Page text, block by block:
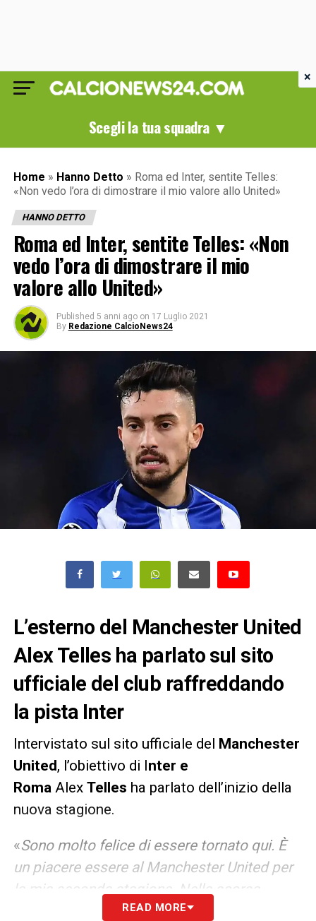
Scegli la tua squadra ▼
Home » Hanno Detto » Roma ed Inter, sentite Telles:
«Non vedo l’ora di dimostrare il mio valore allo United»
HANNO DETTO
Roma ed Inter, sentite Telles: «Non
vedo l’ora di dimostrare il mio
valore allo United»
Published 5 anni ago on 17 Luglio 2021
By Redazione CalcioNews24
L’esterno del Manchester United
Alex Telles ha parlato sul sito
ufficiale del club raffreddando
la pista Inter
Intervistato sul sito ufficiale del Manchester
United, l’obiettivo di Inter e
Roma Alex Telles ha parlato dell’inizio della
nuova stagione.
«Sono molto felice di essere tornato qui. È
un piacere essere al Manchester United per
la mia seconda stagione. Nella scorsa
siamo andati molto vicini a vincere dei trofei
READ MORE
×